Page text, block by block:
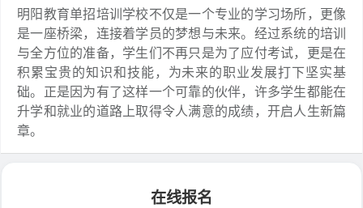
明阳教育单招培训学校不仅是一个专业的学习场所，更像
是一座桥梁，连接着学员的梦想与未来。经过系统的培训
与全方位的准备，学生们不再只是为了应付考试，更是在
积累宝贵的知识和技能，为未来的职业发展打下坚实基
础。正是因为有了这样一个可靠的伙伴，许多学生都能在
升学和就业的道路上取得令人满意的成绩，开启人生新篇
章。
在线报名